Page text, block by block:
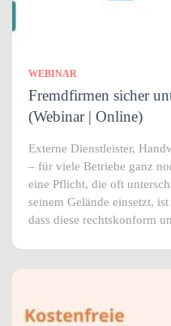
WEBINAR
Fremdfirmen sicher
(Webinar | Online)
Externe Dienstleister,
– für viele Betriebe ganz
eine Pflicht, die oft
seinem Gelände einsetzt,
dass diese rechtskonform